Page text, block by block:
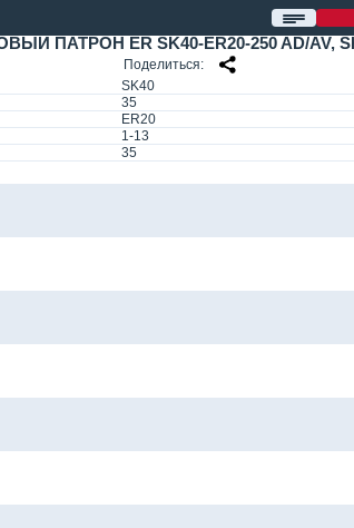
ПАТРОН ER SK40-ER20-250 AD/AV,
Поделиться
SK40
35
ER20
1-13
35